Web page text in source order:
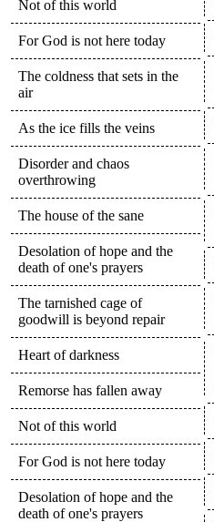
Not of this world
For God is not here today
The coldness that sets in the
air
As the ice fills the veins
Disorder and chaos
overthrowing
The house of the sane
Desolation of hope and the
death of one's prayers
The tarnished cage of
goodwill is beyond repair
Heart of darkness
Remorse has fallen away
Not of this world
For God is not here today
Desolation of hope and the
death of one's prayers